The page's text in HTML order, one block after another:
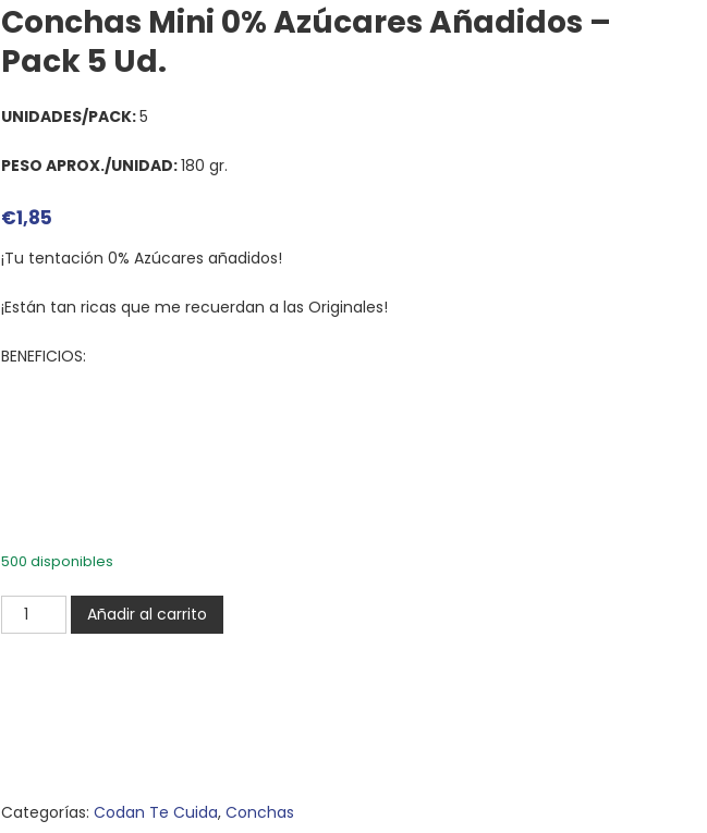
Conchas Mini 0% Azúcares Añadidos –
Pack 5 Ud.
UNIDADES/PACK:5
PESO APROX./UNIDAD:180 gr.
€1,85
¡Tu tentación 0% Azúcares añadidos!
¡Están tan ricas que me recuerdan a las Originales!
BENEFICIOS:
500 disponibles
Conchas
Mini
Añadir al carrito
Categorías: Codan Te Cuida, Conchas